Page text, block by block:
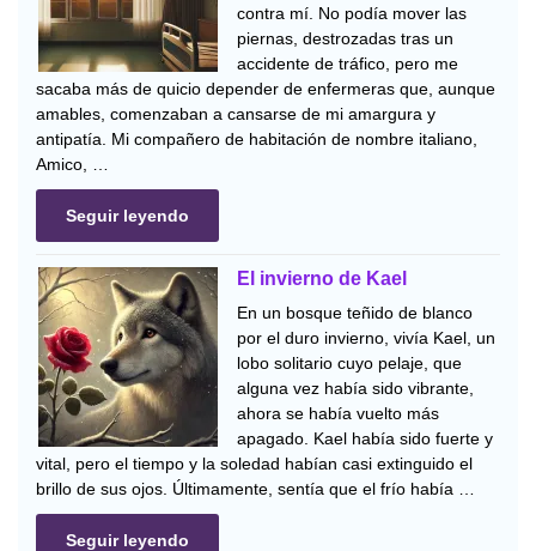
contra mí. No podía mover las
piernas, destrozadas tras un
accidente de tráfico, pero me
sacaba más de quicio depender de enfermeras que, aunque
amables, comenzaban a cansarse de mi amargura y
antipatía. Mi compañero de habitación de nombre italiano,
Amico, …
Seguir leyendo
El invierno de Kael
En un bosque teñido de blanco
por el duro invierno, vivía Kael, un
lobo solitario cuyo pelaje, que
alguna vez había sido vibrante,
ahora se había vuelto más
apagado. Kael había sido fuerte y
vital, pero el tiempo y la soledad habían casi extinguido el
brillo de sus ojos. Últimamente, sentía que el frío había …
Seguir leyendo